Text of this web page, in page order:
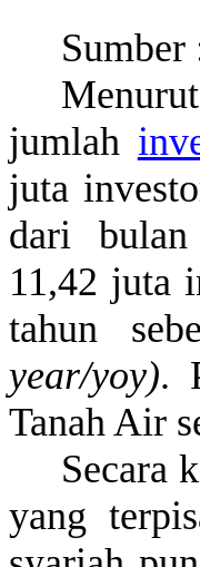
Sumber
Menurut
jumlah
juta
dari
bulan
11,42 juta
tahun
year/yoy).
Tanah Air
Secara
yang